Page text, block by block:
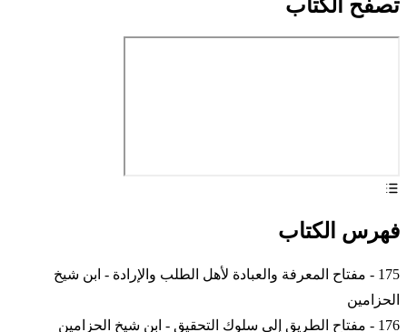
تصفح الكتاب
فهرس الكتاب
175 - مفتاح المعرفة والعبادة لأهل الطلب والإرادة - ابن شيخ
الحزامين
176 - مفتاح الطريق إلى سلوك التحقيق - ابن شيخ الحزامين